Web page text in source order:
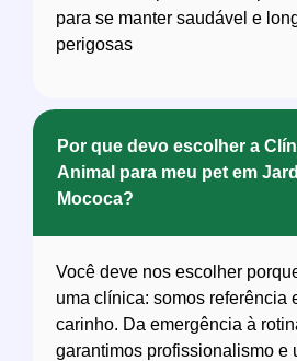
para se manter saudável e
perigosas
Por que devo escolher a
Animal para meu pet em
Mococa?
Você deve nos escolher
uma clínica: somos referência
carinho. Da emergência à
garantimos profissionalismo e